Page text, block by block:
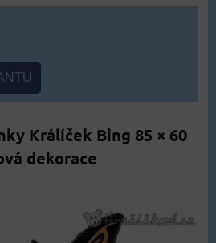
Králíček Bing 85 × 60
dekorace